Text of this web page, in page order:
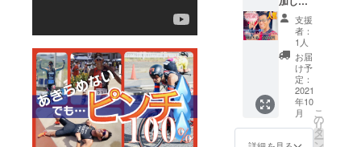
パーソナリ
ティー
●DC開発研
究所 顧
問 ●ダスキ
ン福山 顧
問 ●ONE
ADVANCE
した！
【テツ
ローと
一緒に
スペ
シャル
トレー
ニング
参加で
きる権
利】
支援
者：
1人
お届
け予
定：
2021
年10
月
こ
の
リ
タ
ー